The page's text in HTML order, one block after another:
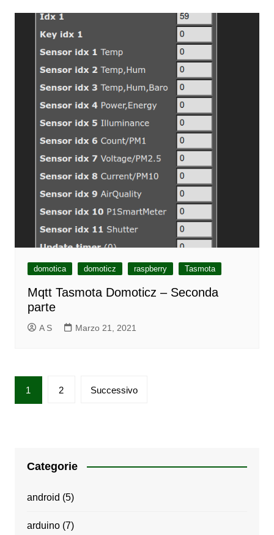
domotica domoticz raspberry Tasmota
Mqtt Tasmota Domoticz – Seconda
parte
A S Marzo 21, 2021
Paginazione
degli
1 2 Successivo
Categorie
android (5)
arduino(7)